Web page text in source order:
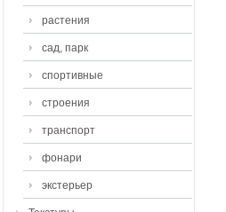
растения
сад, парк
спортивные
строения
транспорт
фонари
экстерьер